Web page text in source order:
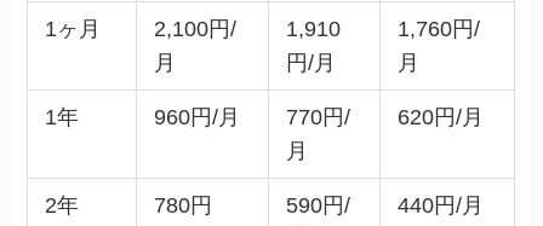
1ヶ月
2,100円/
月
1,910
円/月
1,760円/
月
1年 960円/月
770円/
月
620円/月
2年 780円
590円/
440円/月